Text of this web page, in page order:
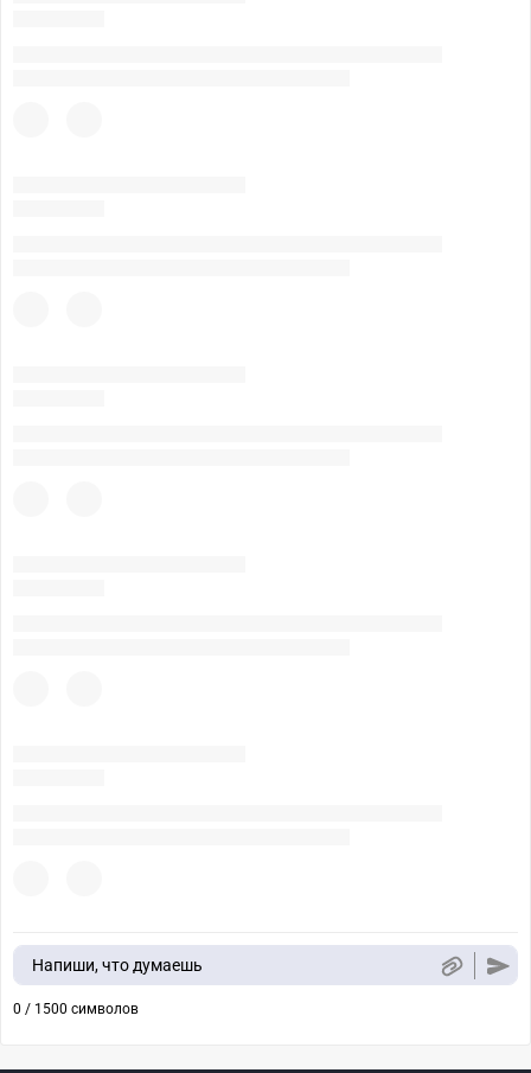
Напиши, что думаешь
0 / 1500 символов